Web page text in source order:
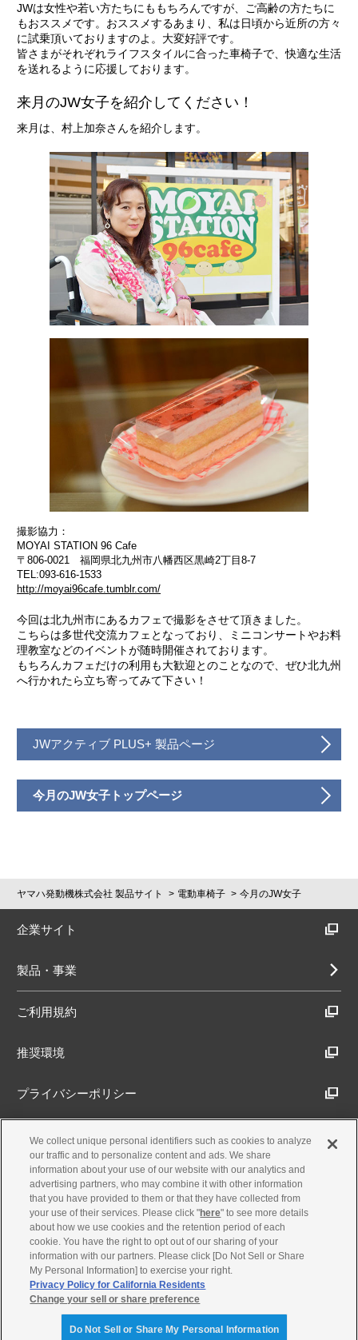
JWは女性や若い方たちにももちろんですが、ご高齢の方たちに
もおススメです。おススメするあまり、私は日頃から近所の方々
に試乗頂いておりますのよ。大変好評です。
皆さまがそれぞれライフスタイルに合った車椅子で、快適な生活
を送れるように応援しております。
来月のJW女子を紹介してください！
来月は、村上加奈さんを紹介します。
撮影協力：
MOYAI STATION 96 Cafe
〒806-0021 福岡県北九州市八幡西区黒崎2丁目8-7
TEL:093-616-1533
http://moyai96cafe.tumblr.com/
今回は北九州市にあるカフェで撮影をさせて頂きました。
こちらは多世代交流カフェとなっており、ミニコンサートやお料
理教室などのイベントが随時開催されております。
もちろんカフェだけの利用も大歓迎とのことなので、ぜひ北九州
へ行かれたら立ち寄ってみて下さい！
JWアクティブ PLUS+ 製品ページ
今月のJW女子トップページ
ヤマハ発動機株式会社 製品サイト 電動車椅子 今月のJW女子
企業サイト
製品・事業
ご利用規約
推奨環境
プライバシーポリシー
Cookieポリシー
アクセシビリティ方針
古物営業法に基づく表示
製品・事業のお問合せ
We collect unique personal identifiers such as cookies to analyze
our traffic and to personalize content and ads. We share
information about your use of our website with our analytics and
advertising partners, who may combine it with other information
that you have provided to them or that they have collected from
your use of their services. Please click "here" to see more details
about how we use cookies and the retention period of each
cookie. You have the right to opt out of our sharing of your
information with our partners. Please click [Do Not Sell or Share
My Personal Information] to exercise your right.
Privacy Policy for California Residents
Change your sell or share preference
Do Not Sell or Share My Personal Information